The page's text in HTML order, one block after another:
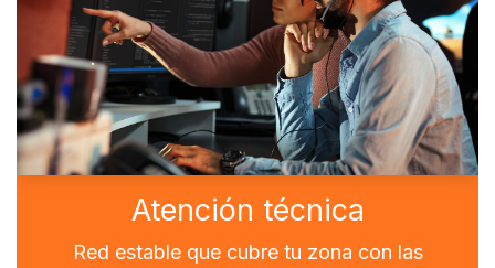
Atención técnica
Red estable que cubre tu zona con las